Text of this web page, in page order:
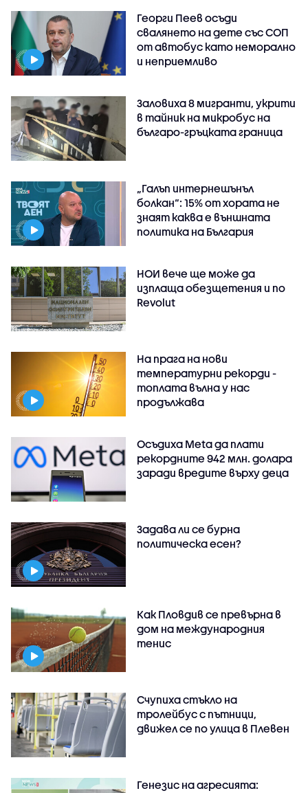
Георги Пеев осъди
свалянето на дете със СОП
от автобус като неморално
и неприемливо
Заловиха 8 мигранти, укрити
в тайник на микробус на
българо-гръцката граница
„Галъп интернешънъл
болкан“: 15% от хората не
знаят каква е външната
политика на България
НОИ вече ще може да
изплаща обезщетения и по
Revolut
На прага на нови
температурни рекорди -
топлата вълна у нас
продължава
Осъдиха Meta да плати
рекордните 942 млн. долара
заради вредите върху деца
Задава ли се бурна
политическа есен?
Как Пловдив се превърна в
дом на международния
тенис
Счупиха стъкло на
тролейбус с пътници,
движел се по улица в Плевен
Генезис на агресията: